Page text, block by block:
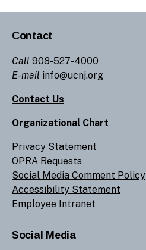
Contact
Call 908-527-4000
E-mail info@ucnj.org
Contact Us
Organizational Chart
Privacy Statement
OPRA Requests
Social Media Comment Policy
Accessibility Statement
Employee Intranet
Social Media